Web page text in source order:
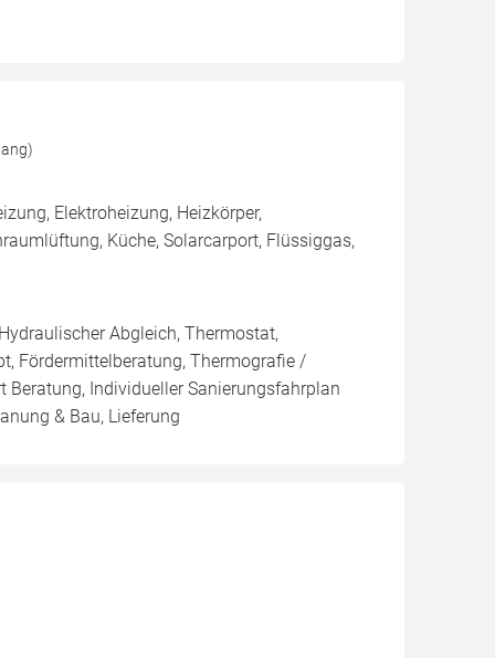
Elektroheizung, Heizkörper,
Küche, Solarcarport, Flüssiggas,
Abgleich, Thermostat,
Fördermittelberatung, Thermografie /
Beratung, Individueller Sanierungsfahrplan
& Bau, Lieferung